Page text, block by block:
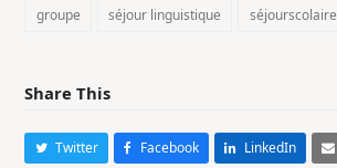
groupe séjour linguistique séjourscolaire
Share This
Twitter Facebook LinkedIn